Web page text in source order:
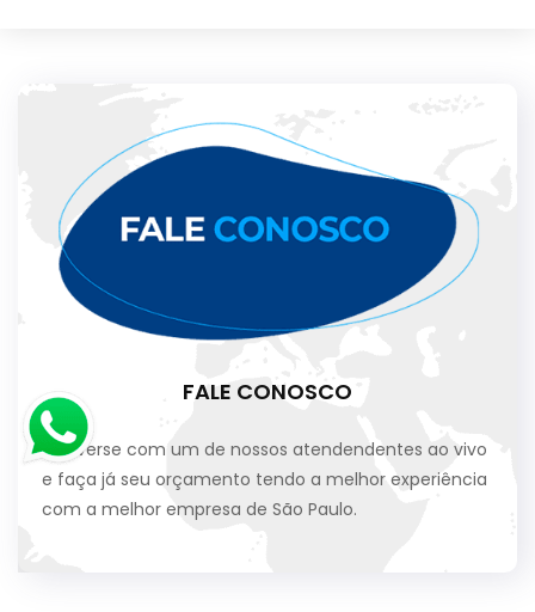
FALE CONOSCO
Converse com um de nossos atendendentes ao vivo
e faça já seu orçamento tendo a melhor experiência
com a melhor empresa de São Paulo.